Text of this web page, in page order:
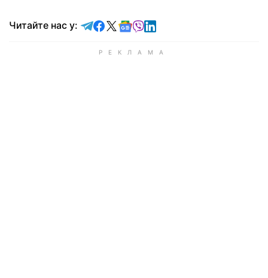
Читайте нас у: Читайте у Telegram
Читайте у Facebook
Читайте у X
Читайте у Google news
Читайте у Viber
Читайте у LinkedIn